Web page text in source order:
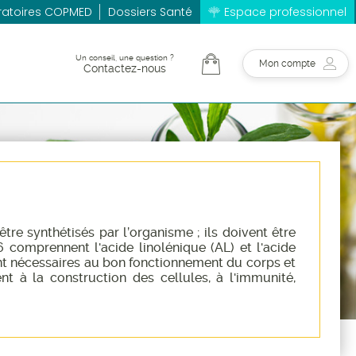
COPMED Dossiers Santé Espace professionnel
Un conseil, une question ?
Contactez-nous Mon compte
synthétisés par l’organisme ; ils doivent être
comprennent l'acide linolénique (AL) et l'acide
nécessaires au bon fonctionnement du corps et
à la construction des cellules, à l'immunité,